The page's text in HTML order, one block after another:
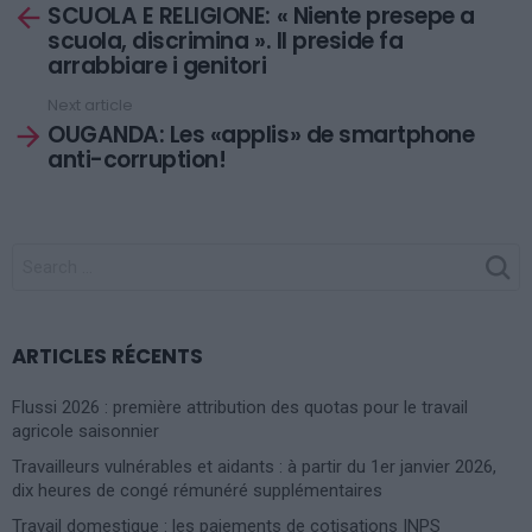
moreSCUOLA E RELIGIONE: « Niente presepe a
scuola, discrimina ». Il preside fa
arrabbiare i genitori
Next article
OUGANDA: Les «applis» de smartphone
anti-corruption!
ARTICLES RÉCENTS
Flussi 2026 : première attribution des quotas pour le travail
agricole saisonnier
Travailleurs vulnérables et aidants : à partir du 1er janvier 2026,
dix heures de congé rémunéré supplémentaires
Travail domestique : les paiements de cotisations INPS